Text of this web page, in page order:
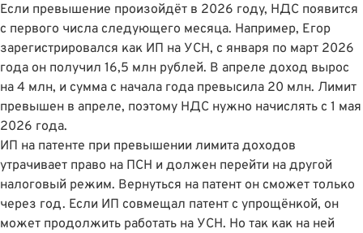
Если превышение произойдёт в 2026 году, НДС появится
с первого числа следующего месяца. Например, Егор
зарегистрировался как ИП на УСН, с января по март 2026
года он получил 16,5 млн рублей. В апреле доход вырос
на 4 млн, и сумма с начала года превысила 20 млн. Лимит
превышен в апреле, поэтому НДС нужно начислять с 1 мая
2026 года.
ИП на патенте при превышении лимита доходов
утрачивает право на ПСН и должен перейти на другой
налоговый режим. Вернуться на патент он сможет только
через год. Если ИП совмещал патент с упрощёнкой, он
может продолжить работать на УСН. Но так как на ней